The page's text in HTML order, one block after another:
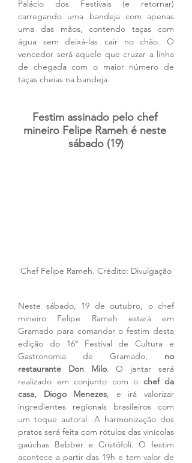
Palácio dos Festivais (e retornar)
carregando uma bandeja com apenas
uma das mãos, contendo taças com
água sem deixá-las cair no chão. O
vencedor será aquele que cruzar a linha
de chegada com o maior número de
taças cheias na bandeja.
Festim assinado pelo chef
mineiro Felipe Rameh é neste
sábado (19)
Chef Felipe Rameh. Crédito: Divulgação
Neste sábado, 19 de outubro, o chef
mineiro Felipe Rameh estará em
Gramado para comandar o festim desta
edição do 16º Festival de Cultura e
Gastronomia de Gramado, no
restaurante Don Milo. O jantar será
realizado em conjunto com o chef da
casa, Diogo Menezes, e irá valorizar
ingredientes regionais brasileiros com
um toque autoral. A harmonização dos
pratos será feita com rótulos das vinícolas
gaúchas Bebber e Cristófoli. O festim
acontece a partir das 19h e tem valor de